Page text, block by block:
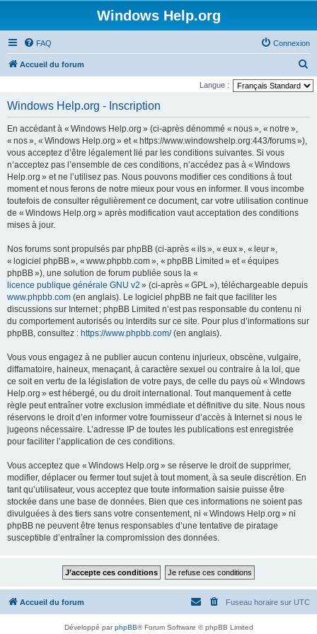
Windows Help.org
FAQ Connexion
Accueil du forum
e
Langue :
Windows Help.org - Inscription
En accédant à « Windows Help.org » (ci-après dénommé « nous », « notre »,
« nos », « Windows Help.org » et « https://www.windowshelp.org:443/forums »),
vous acceptez d’être légalement lié par les conditions suivantes. Si vous
n’acceptez pas l’ensemble de ces conditions, n’accédez pas à « Windows
Help.org » et ne l’utilisez pas. Nous pouvons modifier ces conditions à tout
moment et nous ferons de notre mieux pour vous en informer. Il vous incombe
toutefois de consulter régulièrement ce document, car votre utilisation continue
de « Windows Help.org » après modification vaut acceptation des conditions
mises à jour.
Nos forums sont propulsés par phpBB (ci-après « ils », « eux », « leur »,
« logiciel phpBB », « www.phpbb.com », « phpBB Limited » et « équipes
phpBB »), une solution de forum publiée sous la «
licence publique générale GNU v2 » (ci-après « GPL »), téléchargeable depuis
www.phpbb.com (en anglais). Le logiciel phpBB ne fait que faciliter les
discussions sur Internet ; phpBB Limited n’est pas responsable du contenu ni
du comportement autorisés ou interdits sur ce site. Pour plus d’informations sur
phpBB, consultez : https://www.phpbb.com/(en anglais).
Vous vous engagez à ne publier aucun contenu injurieux, obscène, vulgaire,
diffamatoire, haineux, menaçant, à caractère sexuel ou contraire à la loi, que
ce soit en vertu de la législation de votre pays, de celle du pays où « Windows
Help.org » est hébergé, ou du droit international. Tout manquement à cette
règle peut entraîner votre exclusion immédiate et définitive du site. Nous nous
réservons le droit d’en informer votre fournisseur d’accès à Internet si nous le
jugeons nécessaire. L’adresse IP de toutes les publications est enregistrée
pour faciliter l’application de ces conditions.
Vous acceptez que « Windows Help.org » se réserve le droit de supprimer,
modifier, déplacer ou fermer tout sujet à tout moment, à sa seule discrétion. En
tant qu’utilisateur, vous acceptez que toute information saisie puisse être
stockée dans une base de données. Bien que ces informations ne soient pas
divulguées à des tiers sans votre consentement, ni « Windows Help.org » ni
phpBB ne peuvent être tenus responsables d’une tentative de piratage
susceptible d’entraîner la compromission des données.
Accueil du forum Fuseau horaire sur UTC
Développé parphpBB® Forum Software © phpBB Limited